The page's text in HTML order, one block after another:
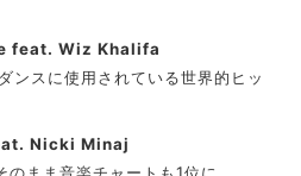
feat. Wiz Khalifa
ンスに使用されている世界的ヒッ
Nicki Minaj